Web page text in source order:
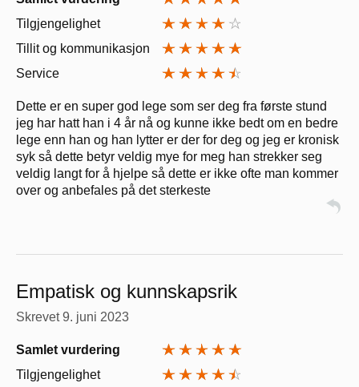
Tilgjengelighet
Tillit og kommunikasjon
Service
Dette er en super god lege som ser deg fra første stund
jeg har hatt han i 4 år nå og kunne ikke bedt om en bedre
lege enn han og han lytter er der for deg og jeg er kronisk
syk så dette betyr veldig mye for meg han strekker seg
veldig langt for å hjelpe så dette er ikke ofte man kommer
over og anbefales på det sterkeste
Empatisk og kunnskapsrik
Skrevet9. juni 2023
Samlet vurdering
Tilgjengelighet